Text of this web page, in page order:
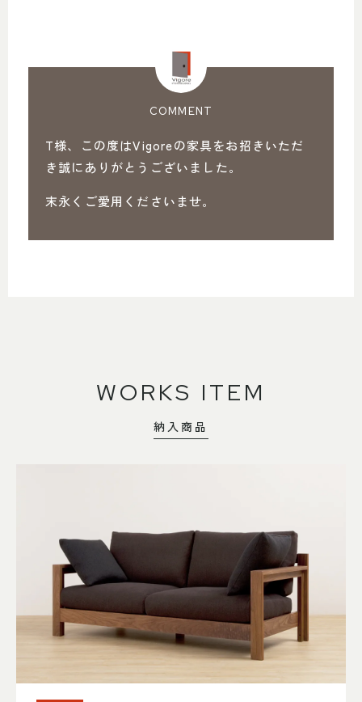
COMMENT
T様、この度はVigoreの家具をお招きいただ
き誠にありがとうございました。
末永くご愛用くださいませ。
WORKS ITEM
納入商品